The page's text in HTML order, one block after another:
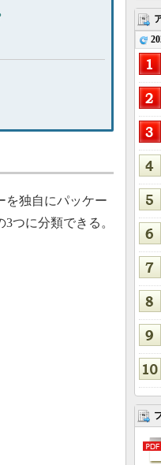
を独自にパッケー
つに分類できる。